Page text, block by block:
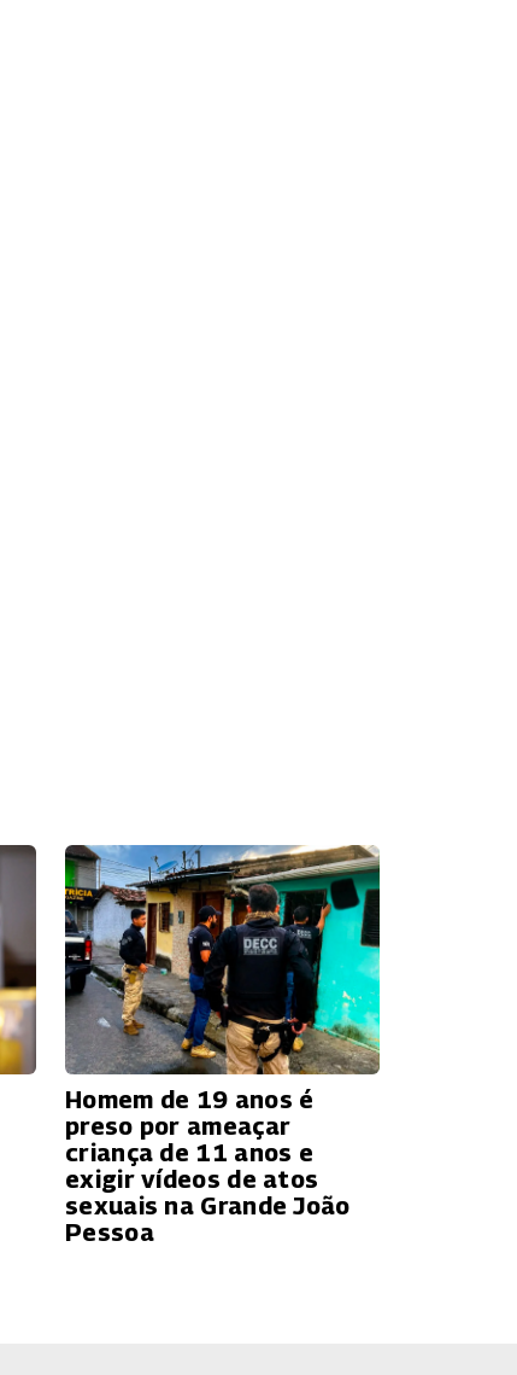
Homem de 19 anos é
preso por ameaçar
criança de 11 anos e
exigir vídeos de atos
sexuais na Grande João
Pessoa